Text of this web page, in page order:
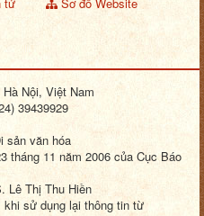
Nội, Việt Nam
văn hóa
tháng 11 năm 2006 của Cục Báo
Thị Thu Hiền
khi sử dụng lại thông tin từ